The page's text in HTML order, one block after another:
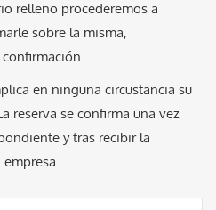
relleno procederemos a
sobre la misma,
en ninguna circustancia su
reserva se confirma una vez
y tras recibir la